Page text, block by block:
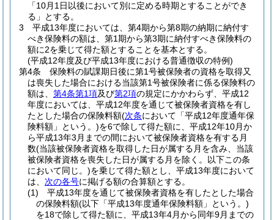
「10月1日以後において別に定める時期とすることができ
る」とする。
3
平成13年度においては、第4期から第8期の納期に納付す
べき保険料の額は、第1期から第3期に納付すべき保険料の
額に2を乗じて得た額とすることを基本とする。
(平成12年度及び平成13年度における普通徴収の特例)
第4条
保険料の賦課期日後に第1号被保険者の資格を取得又
は喪失した場合における当該第1号被保険者に係る保険料の
額は、 第4条第1項及び第2項の規定にかかわらず、平成12
年度においては、平成12年度を通じて被保険者資格を有し
たとした場合の保険料額(次条において「平成12年度通年保
険料額」という。)を6で除して得た額に、平成12年10月か
ら平成13年3月までの間において被保険者資格を有する月
数(当該被保険者資格を取得した日が属する月を含み、当該
被保険者資格を喪失した日が属する月を除く。以下この条
において同じ。)を乗じて得た額とし、平成13年度において
は、 次の各号に掲げる額の合算額とする。
(1)
平成13年度を通じて被保険者資格を有したとした場合
の保険料額(以下「平成13年度通年保険料額」という。)
を18で除して得た額に、平成13年4月から同年9月までの